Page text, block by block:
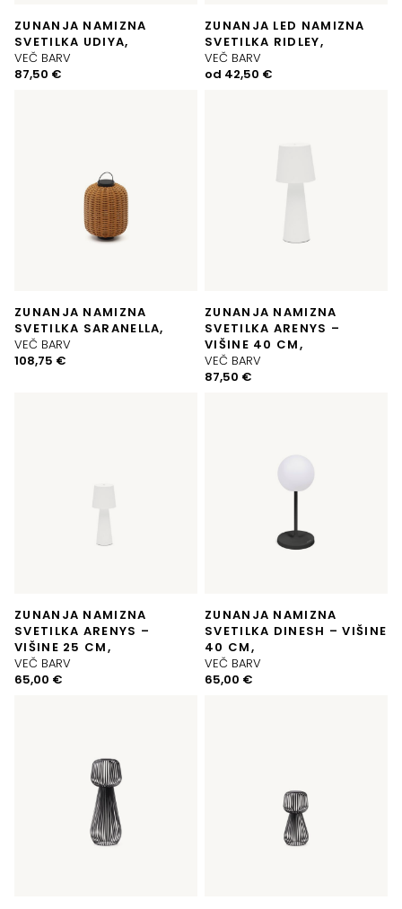
ZUNANJA NAMIZNA
SVETILKA UDIYA,
VEČ BARV
87,50 €
ZUNANJA LED NAMIZNA
SVETILKA RIDLEY,
VEČ BARV
od 42,50 €
ZUNANJA NAMIZNA
SVETILKA SARANELLA,
VEČ BARV
108,75 €
ZUNANJA NAMIZNA
SVETILKA ARENYS –
VIŠINE 40 CM,
VEČ BARV
87,50 €
ZUNANJA NAMIZNA
SVETILKA ARENYS –
VIŠINE 25 CM,
VEČ BARV
65,00 €
ZUNANJA NAMIZNA
SVETILKA DINESH – VIŠINE
40 CM,
VEČ BARV
65,00 €